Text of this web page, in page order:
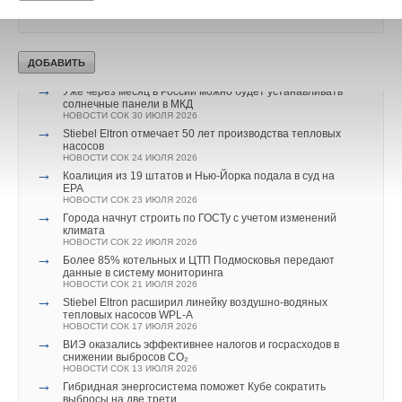
→ Российский коммунальный ресурс на исходе
→
Тепловые насосы в связке с солнечной генерацией и
накопителем снижают потребление на 60%
НОВОСТИ СОК 4 АВГУСТА 2026
→
Уже через месяц в России можно будет устанавливать
солнечные панели в МКД
НОВОСТИ СОК 30 ИЮЛЯ 2026
→
Stiebel Eltron отмечает 50 лет производства тепловых
насосов
НОВОСТИ СОК 24 ИЮЛЯ 2026
→
Коалиция из 19 штатов и Нью-Йорка подала в суд на
EPA
НОВОСТИ СОК 23 ИЮЛЯ 2026
→
Города начнут строить по ГОСТу с учетом изменений
климата
НОВОСТИ СОК 22 ИЮЛЯ 2026
→
Более 85% котельных и ЦТП Подмосковья передают
данные в систему мониторинга
НОВОСТИ СОК 21 ИЮЛЯ 2026
→
Stiebel Eltron расширил линейку воздушно-водяных
тепловых насосов WPL-A
НОВОСТИ СОК 17 ИЮЛЯ 2026
→
ВИЭ оказались эффективнее налогов и госрасходов в
снижении выбросов CO₂
НОВОСТИ СОК 13 ИЮЛЯ 2026
→
Гибридная энергосистема поможет Кубе сократить
выбросы на две трети